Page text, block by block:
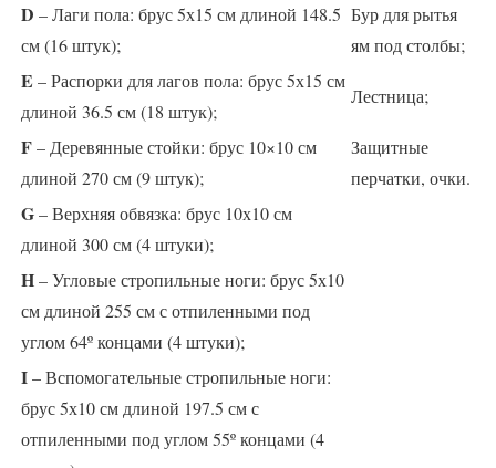
D – Лаги пола: брус 5х15 см длиной 148.5
см (16 штук);
Бур для рытья
ям под столбы;
E – Распорки для лагов пола: брус 5х15 см
длиной 36.5 см (18 штук);
Лестница;
F– Деревянные стойки: брус 10×10 см
длиной 270 см (9 штук);
Защитные
перчатки, очки.
G– Верхняя обвязка: брус 10х10 см
длиной 300 см (4 штуки);
H– Угловые стропильные ноги: брус 5х10
см длиной 255 см с отпиленными под
углом 64º концами (4 штуки);
I– Вспомогательные стропильные ноги:
брус 5х10 см длиной 197.5 см с
отпиленными под углом 55º концами (4